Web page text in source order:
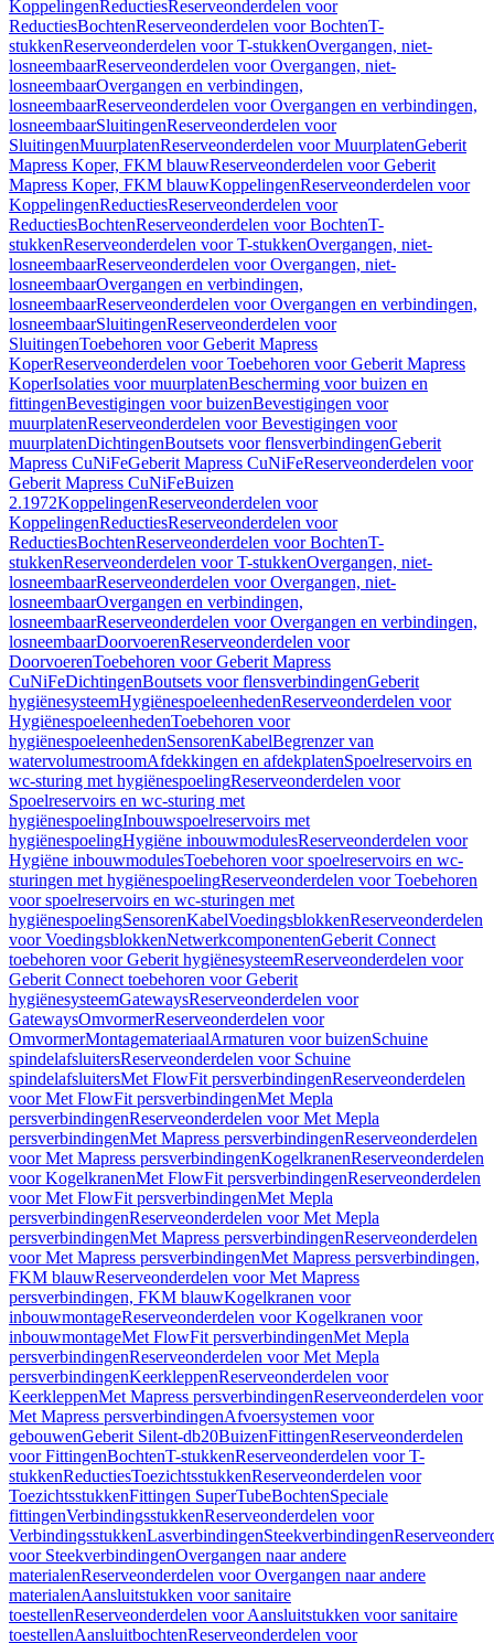
KoppelingenReductiesReserveonderdelen voor
ReductiesBochtenReserveonderdelen voor BochtenT-
stukkenReserveonderdelen voor T-stukkenOvergangen, niet-
losneembaarReserveonderdelen voor Overgangen, niet-
losneembaarOvergangen en verbindingen,
losneembaarReserveonderdelen voor Overgangen en verbindingen,
losneembaarSluitingenReserveonderdelen voor
SluitingenMuurplatenReserveonderdelen voor MuurplatenGeberit
Mapress Koper, FKM blauwReserveonderdelen voor Geberit
Mapress Koper, FKM blauwKoppelingenReserveonderdelen voor
KoppelingenReductiesReserveonderdelen voor
ReductiesBochtenReserveonderdelen voor BochtenT-
stukkenReserveonderdelen voor T-stukkenOvergangen, niet-
losneembaarReserveonderdelen voor Overgangen, niet-
losneembaarOvergangen en verbindingen,
losneembaarReserveonderdelen voor Overgangen en verbindingen,
losneembaarSluitingenReserveonderdelen voor
SluitingenToebehoren voor Geberit Mapress
KoperReserveonderdelen voor Toebehoren voor Geberit Mapress
KoperIsolaties voor muurplatenBescherming voor buizen en
fittingenBevestigingen voor buizenBevestigingen voor
muurplatenReserveonderdelen voor Bevestigingen voor
muurplatenDichtingenBoutsets voor flensverbindingenGeberit
Mapress CuNiFeGeberit Mapress CuNiFeReserveonderdelen voor
Geberit Mapress CuNiFeBuizen
2.1972KoppelingenReserveonderdelen voor
KoppelingenReductiesReserveonderdelen voor
ReductiesBochtenReserveonderdelen voor BochtenT-
stukkenReserveonderdelen voor T-stukkenOvergangen, niet-
losneembaarReserveonderdelen voor Overgangen, niet-
losneembaarOvergangen en verbindingen,
losneembaarReserveonderdelen voor Overgangen en verbindingen,
losneembaarDoorvoerenReserveonderdelen voor
DoorvoerenToebehoren voor Geberit Mapress
CuNiFeDichtingenBoutsets voor flensverbindingenGeberit
hygiënesysteemHygiënespoeleenhedenReserveonderdelen voor
HygiënespoeleenhedenToebehoren voor
hygiënespoeleenhedenSensorenKabelBegrenzer van
watervolumestroomAfdekkingen en afdekplatenSpoelreservoirs en
wc-sturing met hygiënespoelingReserveonderdelen voor
Spoelreservoirs en wc-sturing met
hygiënespoelingInbouwspoelreservoirs met
hygiënespoelingHygiëne inbouwmodulesReserveonderdelen voor
Hygiëne inbouwmodulesToebehoren voor spoelreservoirs en wc-
sturingen met hygiënespoelingReserveonderdelen voor Toebehoren
voor spoelreservoirs en wc-sturingen met
hygiënespoelingSensorenKabelVoedingsblokkenReserveonderdelen
voor VoedingsblokkenNetwerkcomponentenGeberit Connect
toebehoren voor Geberit hygiënesysteemReserveonderdelen voor
Geberit Connect toebehoren voor Geberit
hygiënesysteemGatewaysReserveonderdelen voor
GatewaysOmvormerReserveonderdelen voor
OmvormerMontagemateriaalArmaturen voor buizenSchuine
spindelafsluitersReserveonderdelen voor Schuine
spindelafsluitersMet FlowFit persverbindingenReserveonderdelen
voor Met FlowFit persverbindingenMet Mepla
persverbindingenReserveonderdelen voor Met Mepla
persverbindingenMet Mapress persverbindingenReserveonderdelen
voor Met Mapress persverbindingenKogelkranenReserveonderdelen
voor KogelkranenMet FlowFit persverbindingenReserveonderdelen
voor Met FlowFit persverbindingenMet Mepla
persverbindingenReserveonderdelen voor Met Mepla
persverbindingenMet Mapress persverbindingenReserveonderdelen
voor Met Mapress persverbindingenMet Mapress persverbindingen,
FKM blauwReserveonderdelen voor Met Mapress
persverbindingen, FKM blauwKogelkranen voor
inbouwmontageReserveonderdelen voor Kogelkranen voor
inbouwmontageMet FlowFit persverbindingenMet Mepla
persverbindingenReserveonderdelen voor Met Mepla
persverbindingenKeerkleppenReserveonderdelen voor
KeerkleppenMet Mapress persverbindingenReserveonderdelen voor
Met Mapress persverbindingenAfvoersystemen voor
gebouwenGeberit Silent-db20BuizenFittingenReserveonderdelen
voor FittingenBochtenT-stukkenReserveonderdelen voor T-
stukkenReductiesToezichtsstukkenReserveonderdelen voor
ToezichtsstukkenFittingen SuperTubeBochtenSpeciale
fittingenVerbindingsstukkenReserveonderdelen voor
VerbindingsstukkenLasverbindingenSteekverbindingen
voor SteekverbindingenOvergangen naar andere
materialenReserveonderdelen voor Overgangen naar andere
materialenAansluitstukken voor sanitaire
toestellenReserveonderdelen voor Aansluitstukken voor sanitaire
toestellenAansluitbochtenReserveonderdelen voor